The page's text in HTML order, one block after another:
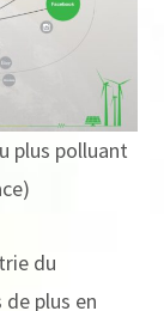
plus polluant
du
plus en